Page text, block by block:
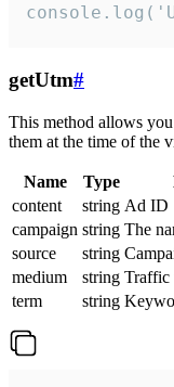
getUtm#
This method allows
them at the time of the
Name Type
content
string Ad ID
campaign string The
source
string
medium
string Traffic
term
string